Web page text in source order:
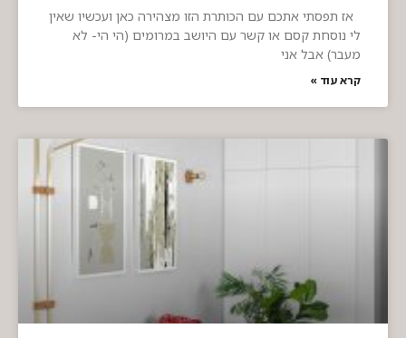
אז תפסתי אתכם עם הכותרת הזו מצהירה כאן ועכשיו שאין
לי נוסחת קסם או קשר עם היושב במרומים (הי הי- לא
מעבר) אבל אני
קרא עוד »